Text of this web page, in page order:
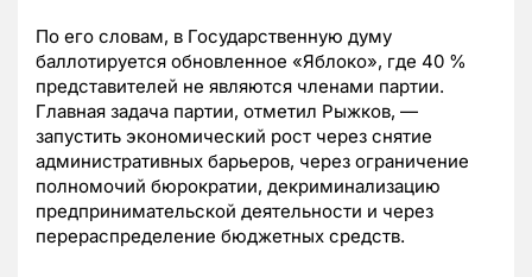
По его словам, в Государственную думу
баллотируется обновленное «Яблоко», где 40 %
представителей не являются членами партии.
Главная задача партии, отметил Рыжков, —
запустить экономический рост через снятие
административных барьеров, через ограничение
полномочий бюрократии, декриминализацию
предпринимательской деятельности и через
перераспределение бюджетных средств.